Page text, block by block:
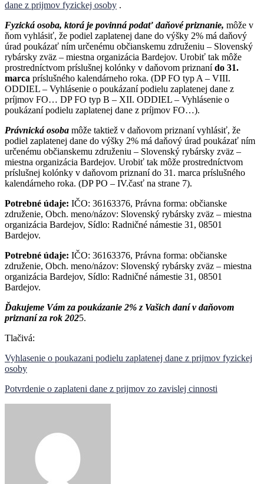
dane z prijmov fyzickej osoby .
Fyzická osoba, ktorá je povinná podať daňové priznanie, môže v
ňom vyhlásiť, že podiel zaplatenej dane do výšky 2% má daňový
úrad poukázať ním určenému občianskemu združeniu – Slovenský
rybársky zväz – miestna organizácia Bardejov. Urobiť tak môže
prostredníctvom príslušnej kolónky v daňovom priznanído 31.
marca príslušného kalendárneho roka. (DP FO typ A – VIII.
ODDIEL – Vyhlásenie o poukázaní podielu zaplatenej dane z
príjmov FO… DP FO typ B – XII. ODDIEL – Vyhlásenie o
poukázaní podielu zaplatenej dane z príjmov FO…).
Právnická osoba môže taktiež v daňovom priznaní vyhlásiť, že
podiel zaplatenej dane do výšky 2% má daňový úrad poukázať ním
určenému občianskemu združeniu – Slovenský rybársky zväz –
miestna organizácia Bardejov. Urobiť tak môže prostredníctvom
príslušnej kolónky v daňovom priznaní do 31. marca príslušného
kalendárneho roka. (DP PO – IV.časť na strane 7).
Potrebné údaje: IČO: 36163376, Právna forma: občianske
združenie, Obch. meno/názov: Slovenský rybársky zväz – miestna
organizácia Bardejov, Sídlo: Radničné námestie 31, 08501
Bardejov.
Potrebné údaje: IČO: 36163376, Právna forma: občianske
združenie, Obch. meno/názov: Slovenský rybársky zväz – miestna
organizácia Bardejov, Sídlo: Radničné námestie 31, 08501
Bardejov.
Ďakujeme Vám za poukázanie 2% z Vašich daní v daňovom
priznaní za rok 2025.
Tlačivá:
Vyhlasenie o poukazani podielu zaplatenej dane z prijmov fyzickej
osoby
Potvrdenie o zaplateni dane z prijmov zo zavislej cinnosti